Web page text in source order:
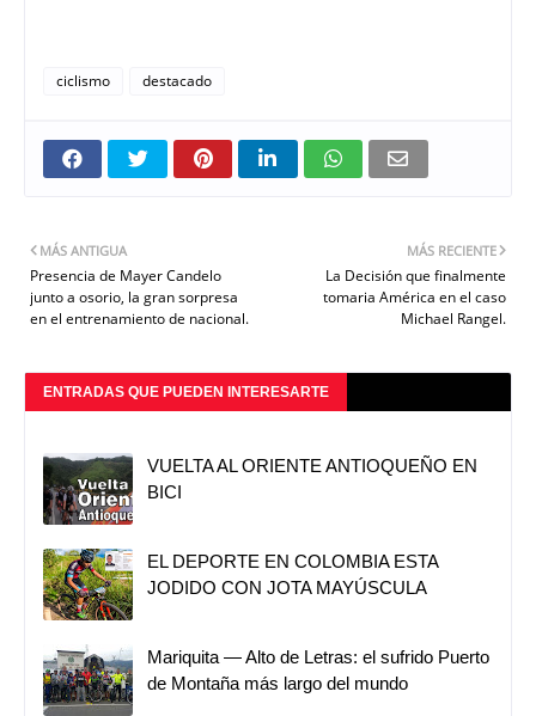
ciclismo destacado
MÁS RECIENTE
La Decisión que finalmente
tomaria América en el caso
Michael Rangel.
MÁS ANTIGUA
Presencia de Mayer Candelo
junto a osorio, la gran sorpresa
en el entrenamiento de nacional.
ENTRADAS QUE PUEDEN INTERESARTE
VUELTA AL ORIENTE ANTIOQUEÑO EN
BICI
EL DEPORTE EN COLOMBIA ESTA
JODIDO CON JOTA MAYÚSCULA
Mariquita — Alto de Letras: el sufrido Puerto
de Montaña más largo del mundo